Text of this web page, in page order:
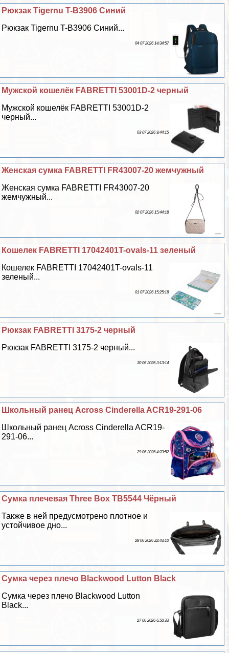
Рюкзак Tigernu T-B3906 Синий
Рюкзак Tigernu T-B3906 Синий...
04 07 2026 14:34:57
Мужской кошелёк FABRETTI 53001D-2 черный
Мужской кошелёк FABRETTI 53001D-2
черный...
03 07 2026 9:44:15
Женская сумка FABRETTI FR43007-20 жемчужный
Женская сумка FABRETTI FR43007-20
жемчужный...
02 07 2026 15:44:18
Кошелек FABRETTI 17042401T-ovals-11 зеленый
Кошелек FABRETTI 17042401T-ovals-11
зеленый...
01 07 2026 15:25:18
Рюкзак FABRETTI 3175-2 черный
Рюкзак FABRETTI 3175-2 черный...
30 06 2026 3:13:14
Школьный ранец Across Cinderella ACR19-291-06
Школьный ранец Across Cinderella ACR19-
291-06...
29 06 2026 4:23:52
Сумка плечевая Three Box TB5544 Чёрный
Также в ней предусмотрено плотное и
устойчивое дно...
28 06 2026 22:43:10
Сумка через плечо Blackwood Lutton Black
Сумка через плечо Blackwood Lutton
Black...
27 06 2026 6:50:33